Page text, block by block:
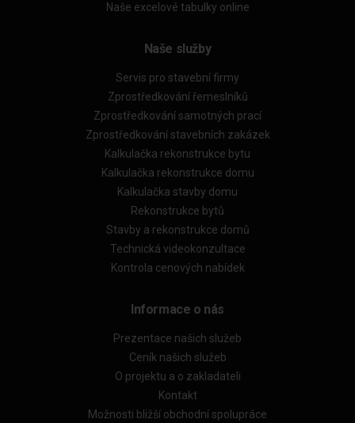
Naše excelové tabulky online
Naše služby
Servis pro stavební firmy
Zprostředkování řemeslníků
Zprostředkování samotných prací
Zprostředkování stavebních zakázek
Kalkulačka rekonstrukce bytu
Kalkulačka rekonstrukce domu
Kalkulačka stavby domu
Rekonstrukce bytů
Stavby a rekonstrukce domů
Technická videokonzultace
Kontrola cenových nabídek
Informace o nás
Prezentace našich služeb
Ceník našich služeb
O projektu a o zakladateli
Kontakt
Možnosti bližší obchodní spolupráce